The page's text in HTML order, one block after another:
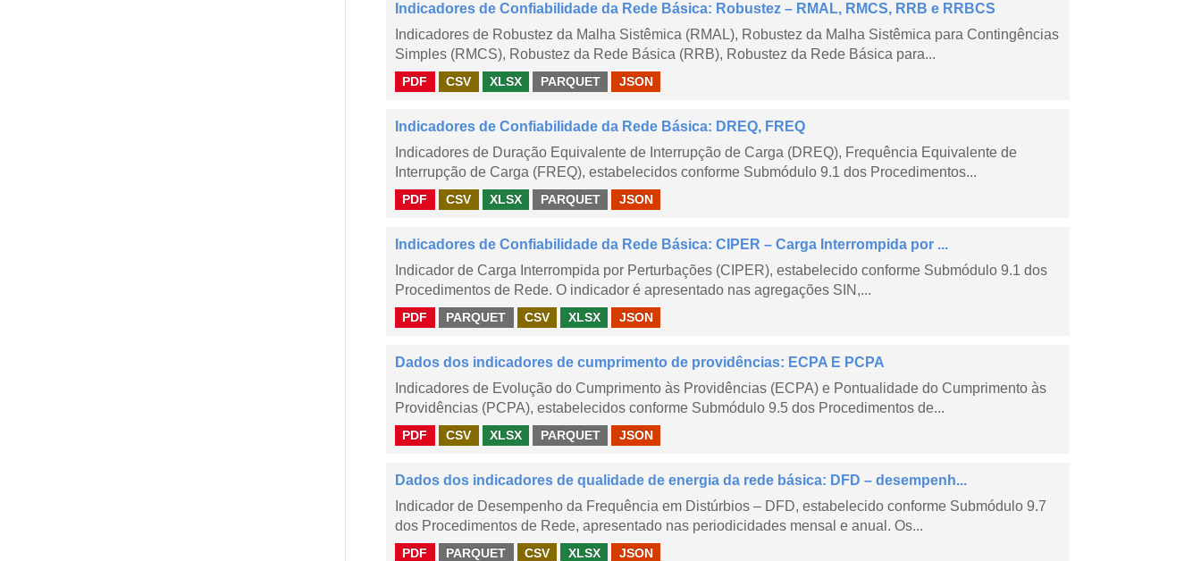
Indicadores de Confiabilidade da Rede Básica: Robustez – RMAL, RMCS, RRB e RRBCS
Indicadores de Robustez da Malha Sistêmica (RMAL), Robustez da Malha Sistêmica para Contingências
Simples (RMCS), Robustez da Rede Básica (RRB), Robustez da Rede Básica para...
PDF CSV XLSX PARQUET JSON
Indicadores de Confiabilidade da Rede Básica: DREQ, FREQ
Indicadores de Duração Equivalente de Interrupção de Carga (DREQ), Frequência Equivalente de
Interrupção de Carga (FREQ), estabelecidos conforme Submódulo 9.1 dos Procedimentos...
PDF CSV XLSX PARQUET JSON
Indicadores de Confiabilidade da Rede Básica: CIPER – Carga Interrompida por ...
Indicador de Carga Interrompida por Perturbações (CIPER), estabelecido conforme Submódulo 9.1 dos
Procedimentos de Rede. O indicador é apresentado nas agregações SIN,...
PDF PARQUET CSV XLSX JSON
Dados dos indicadores de cumprimento de providências: ECPA E PCPA
Indicadores de Evolução do Cumprimento às Providências (ECPA) e Pontualidade do Cumprimento às
Providências (PCPA), estabelecidos conforme Submódulo 9.5 dos Procedimentos de...
PDF CSV XLSX PARQUET JSON
Dados dos indicadores de qualidade de energia da rede básica: DFD – desempenh...
Indicador de Desempenho da Frequência em Distúrbios – DFD, estabelecido conforme Submódulo 9.7
dos Procedimentos de Rede, apresentado nas periodicidades mensal e anual. Os...
PDF PARQUET CSV XLSX JSON